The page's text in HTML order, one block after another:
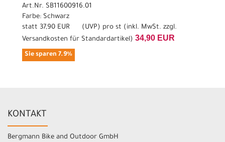
Art.Nr. SB11600916.01
Farbe: Schwarz
statt 37,90 EUR ( UVP ) pro st (inkl. MwSt. zzgl.
Versandkosten für Standardartikel) 34,90 EUR
Sie sparen 7.9%
KONTAKT
Bergmann Bike and Outdoor GmbH